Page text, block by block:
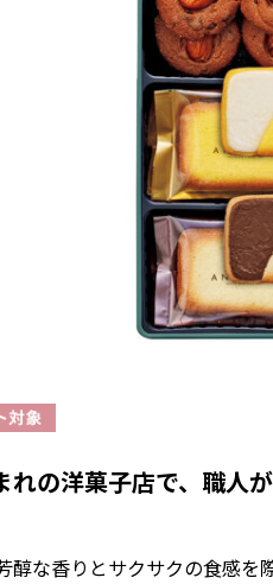
れの洋菓子店で、職人
醇な香りとサクサクの食感を